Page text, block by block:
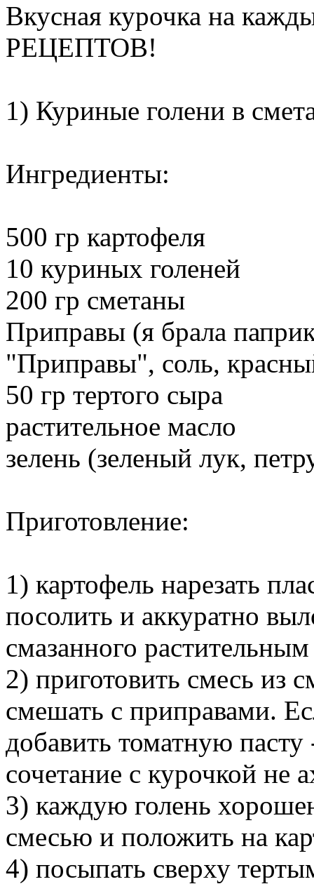
Вкусная курочка на
РЕЦЕПТОВ!
1) Куриные голени в
Ингредиенты:
500 гр картофеля
10 куриных голеней
200 гр сметаны
Приправы (я брала
"Приправы", соль,
50 гр тертого сыра
растительное масло
зелень (зеленый лук,
Приготовление:
1) картофель нарезать
посолить и аккуратно
смазанного
2) приготовить смесь из
смешать с приправами.
добавить томатную пасту
сочетание с курочкой не
3) каждую голень
смесью и положить на
4) посыпать сверху